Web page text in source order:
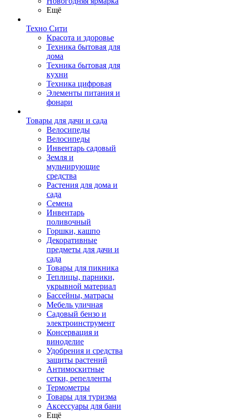
Ещё
Техно Сити
Красота и здоровье
Техника бытовая для
дома
Техника бытовая для
кухни
Техника цифровая
Элементы питания и
фонари
Товары для дачи и сада
Велосипеды
Велосипеды
Инвентарь садовый
Земля и
мульчирующие
средства
Растения для дома и
сада
Семена
Инвентарь
поливочный
Горшки, кашпо
Декоративные
предметы для дачи и
сада
Товары для пикника
Теплицы, парники,
укрывной материал
Бассейны, матрасы
Мебель уличная
Садовый бензо и
электроинструмент
Консервация и
виноделие
Удобрения и средства
защиты растений
Антимоскитные
сетки, репелленты
Термометры
Товары для туризма
Аксессуары для бани
Ещё